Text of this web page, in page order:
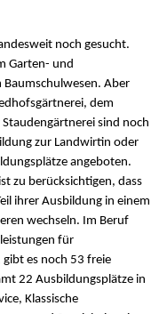
noch gesucht.
Garten- und
Baumschulwesen. Aber
dem
sind noch
zur Landwirtin oder
angeboten.
zu berücksichtigen, dass
ihrer Ausbildung in einem
wechseln. Im Beruf
für
es noch 53 freie
22 Ausbildungsplätze in
Klassische